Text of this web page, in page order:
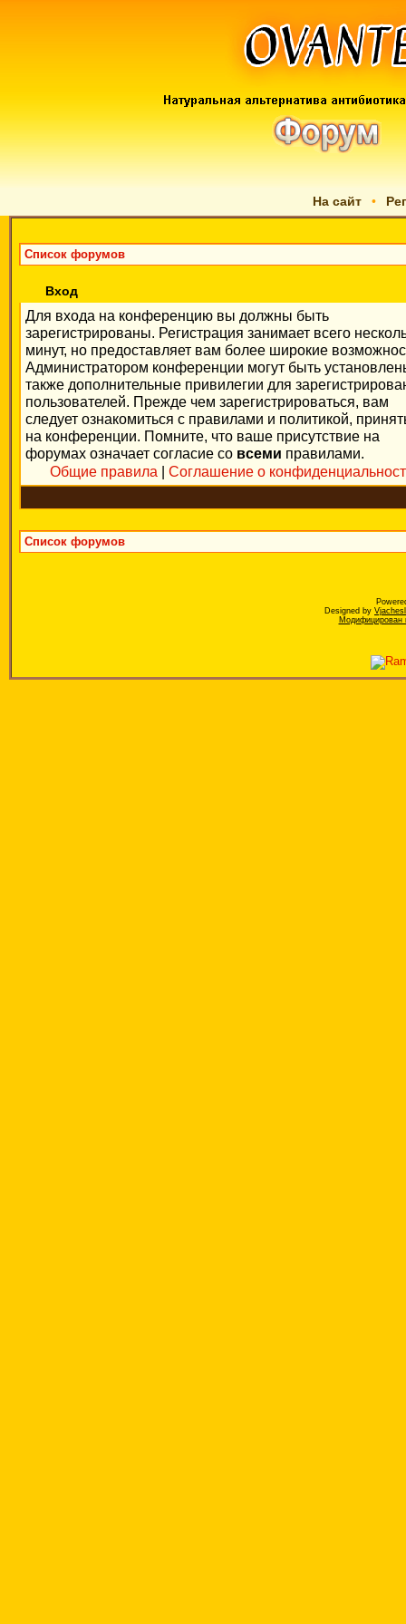
На сайт •
Список форумов
Вход
Для входа на конференцию вы должны быть
зарегистрированы. Регистрация занимает всего
минут, но предоставляет вам более широкие
Администратором конференции могут быть
также дополнительные привилегии для
пользователей. Прежде чем зарегистрироваться, вам
следует ознакомиться с правилами и политикой,
на конференции. Помните, что ваше присутствие на
форумах означает согласие со всеми правилами.
Общие правила | Соглашение о
Список форумов
Designed by
Модифицирован